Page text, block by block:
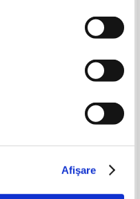
Afişare
Elfrida Muller Kainz, Beatrice
Pret:26,00Lei 10,40 Lei